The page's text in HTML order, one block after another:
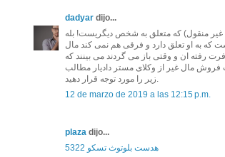
dadyar dijo...
منقول) که متعلق به شخص دیگریست! بله
به او تعلق دارد و فرقی هم نمی کند مال
رفته ان و وقتی باز می گردند می بینند که
فروش مال غیر از وکلای مستر دادیار مطالب
زیر را مورد توجه قرار دهید.
12 de marzo de 2019 a las 12:15 p.m.
plaza dijo...
هدست بلوتوث تسکو 5322